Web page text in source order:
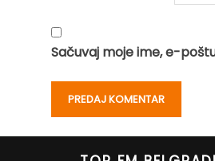
Sačuvaj moje ime, e-